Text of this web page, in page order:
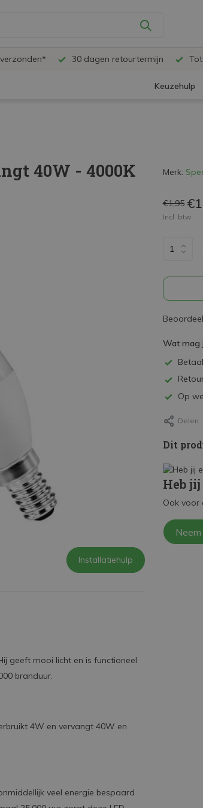
30 dagen retourtermijn
Keuzehulp
40W - 4000K
Installatiehulp
geeft mooi licht en is functioneel
branduur.
4W en vervangt 40W en
veel energie bespaard
Merk:
€1,95
Incl. btw
Wat mag
Op
Delen
Dit
Heb
Ook voor